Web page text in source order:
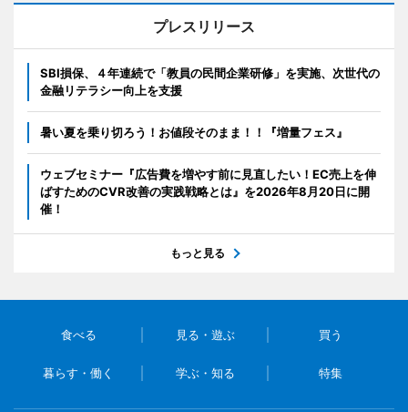
プレスリリース
SBI損保、４年連続で「教員の民間企業研修」を実施、次世代の
金融リテラシー向上を支援
暑い夏を乗り切ろう！お値段そのまま！！『増量フェス』
ウェブセミナー『広告費を増やす前に見直したい！EC売上を伸
ばすためのCVR改善の実践戦略とは』を2026年8月20日に開
催！
もっと見る
食べる 見る・遊ぶ 買う
暮らす・働く 学ぶ・知る 特集